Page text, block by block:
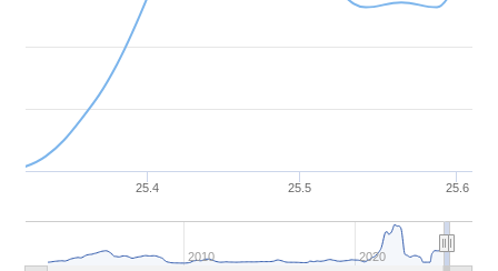
25.4 25.5 25.6
2010 2020